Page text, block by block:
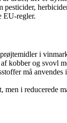
pesticider,
EU-regler.
i
kobber og svovl
må anvendes
men i reducerede